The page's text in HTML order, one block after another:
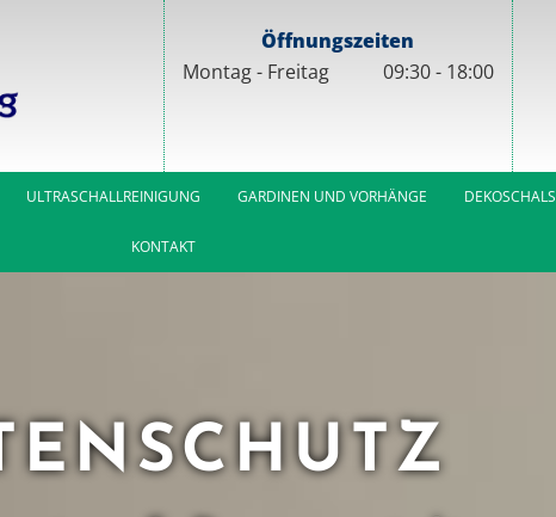
Öffnungszeiten
Mon­tag - Frei­tag
09:30 - 18:00
ULTRASCHALLREINIGUNG GARDINEN UND VORHÄNGE DEKOSCHALS
KONTAKT